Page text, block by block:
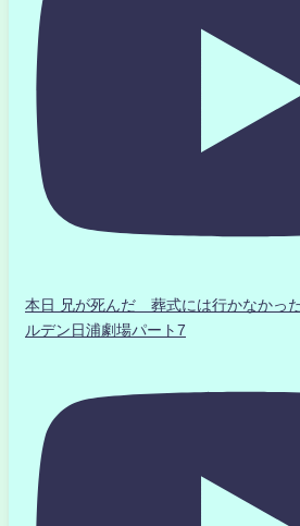
本日 兄が死んだ 葬式には行かなか
ルデン日浦劇場パート7